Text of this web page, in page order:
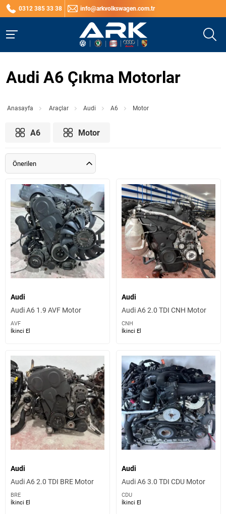
0312 385 33 38 info@arkvolkswagen.com.tr
Audi A6 Çıkma Motorlar
Anasayfa Araçlar Audi A6 Motor
A6 Motor
Önerilen
Audi
Audi A6 1.9 AVF Motor
AVF
İkinci El
Audi
Audi A6 2.0 TDI CNH Motor
CNH
İkinci El
Audi
Audi A6 2.0 TDI BRE Motor
BRE
İkinci El
Audi
Audi A6 3.0 TDI CDU Motor
CDU
İkinci El